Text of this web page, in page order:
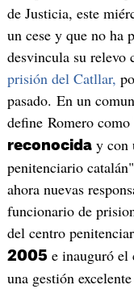
de Justicia, este
un cese y que no ha
desvincula su relevo
prisión del Catllar,
pasado. En un
define Romero como
reconociday con
penitenciario
ahora nuevas
funcionario de
del centro
2005e inauguró el
una gestión